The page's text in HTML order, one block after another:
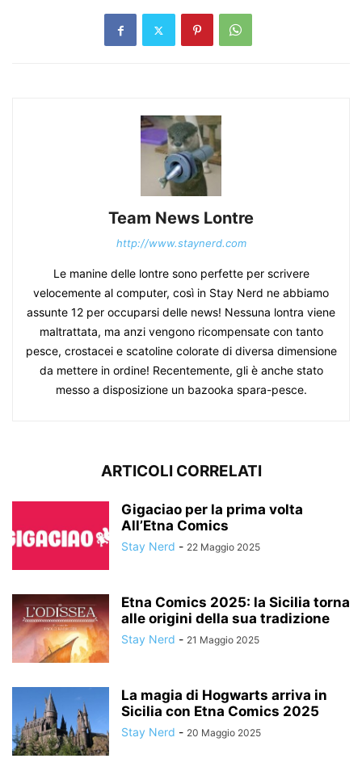
Team News Lontre
http://www.staynerd.com
Le manine delle lontre sono perfette per scrivere
velocemente al computer, così in Stay Nerd ne abbiamo
assunte 12 per occuparsi delle news! Nessuna lontra viene
maltrattata, ma anzi vengono ricompensate con tanto
pesce, crostacei e scatoline colorate di diversa dimensione
da mettere in ordine! Recentemente, gli è anche stato
messo a disposizione un bazooka spara-pesce.
ARTICOLI CORRELATI
Gigaciao per la prima volta
All’Etna Comics
Stay Nerd - 22 Maggio 2025
Etna Comics 2025: la Sicilia torna
alle origini della sua tradizione
Stay Nerd - 21 Maggio 2025
La magia di Hogwarts arriva in
Sicilia con Etna Comics 2025
Stay Nerd - 20 Maggio 2025